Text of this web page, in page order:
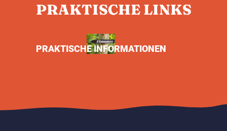
PRAKTISCHE LINKS
PRAKTISCHE INFORMATIONEN